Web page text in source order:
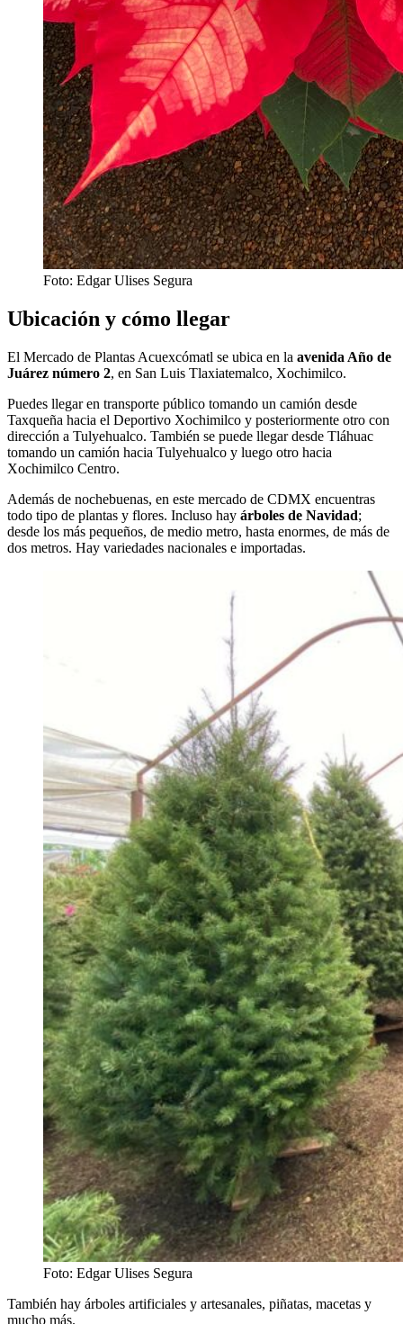
Foto: Edgar Ulises Segura
Ubicación y cómo llegar
El Mercado de Plantas Acuexcómatl se ubica en la avenida Año de
Juárez número 2, en San Luis Tlaxiatemalco, Xochimilco.
Puedes llegar en transporte público tomando un camión desde
Taxqueña hacia el Deportivo Xochimilco y posteriormente otro con
dirección a Tulyehualco. También se puede llegar desde Tláhuac
tomando un camión hacia Tulyehualco y luego otro hacia
Xochimilco Centro.
Además de nochebuenas, en este mercado de CDMX encuentras
todo tipo de plantas y flores. Incluso hay árboles de Navidad;
desde los más pequeños, de medio metro, hasta enormes, de más de
dos metros. Hay variedades nacionales e importadas.
Foto: Edgar Ulises Segura
También hay árboles artificiales y artesanales, piñatas, macetas y
mucho más.